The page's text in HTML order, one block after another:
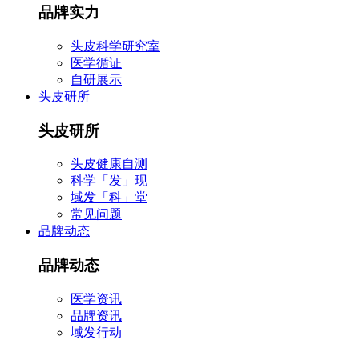
品牌实力
头皮科学研究室
医学循证
自研展示
头皮研所
头皮研所
头皮健康自测
科学「发」现
域发「科」堂
常见问题
品牌动态
品牌动态
医学资讯
品牌资讯
域发行动